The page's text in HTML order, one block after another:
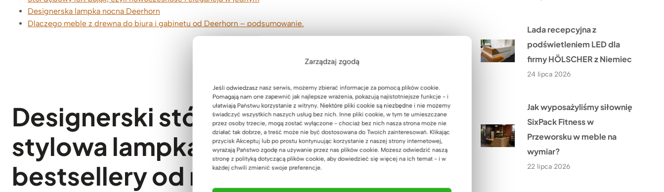
Zarządzaj zgodą
Jeśli odwiedzasz nasz serwis, możemy zbierać informacje za pomocą plików cookie.
Pomagają nam one zapewnić jak najlepsze wrażenia, pokazują najistotniejsze funkcje - i
ułatwiają Państwu korzystanie z witryny. Niektóre pliki cookie są niezbędne i nie możemy
świadczyć wszystkich naszych usług bez nich. Inne pliki cookie, w tym te umieszczane
przez osoby trzecie, mogą zostać wyłączone - chociaż bez nich nasza strona może nie
działać tak dobrze, a treść może nie być dostosowana do Twoich zainteresowań. Klikając
przycisk Akceptuj lub po prostu kontynuując korzystanie z naszej strony internetowej,
wyrażają Państwo zgodę na używanie przez nas plików cookie. Możesz odwiedzić naszą
stronę z polityką dotyczącą plików cookie, aby dowiedzieć się więcej na ich temat - i w
każdej chwili zmienić swoje preferencje.
Designerska lampka nocna Deerhorn
Dlaczego meble z drewna do biura i gabinetu od Deerhorn – podsumowanie.
Designerski stół pająk 180 cm oraz
stylowa lampka nocna –
bestsellery od marki Deerhorn
Lada recepcyjna z
podświetleniem LED dla
firmy HÖLSCHER z Niemiec
24 lipca 2026
Jak wyposażyliśmy siłownię
SixPack Fitness w
Przeworsku w meble na
wymiar?
22 lipca 2026